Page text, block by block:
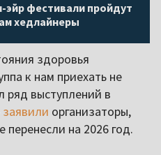
фестивали пройдут
хедлайнеры
здоровья
к нам приехать не
ряд выступлений в
заявили организаторы,
перенесли на 2026 год.